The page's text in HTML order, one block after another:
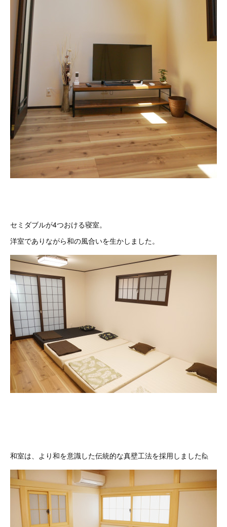
セミダブルが4つおける寝室。
洋室でありながら和の風合いを生かしました。
和室は、より和を意識した伝統的な真壁工法を採用しました🙋